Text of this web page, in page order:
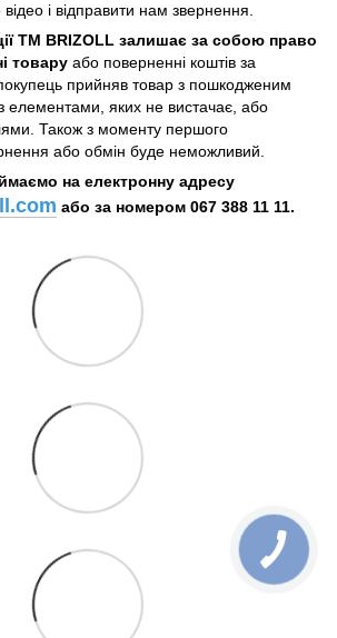
і відправити нам звернення.
ТМ BRIZOLL залишає за собою право
товару або поверненні коштів за
прийняв товар з пошкодженим
елементами, яких не вистачає, або
Також з моменту першого
або обмін буде неможливий.
на електронну адресу
або за номером 067 388 11 11.